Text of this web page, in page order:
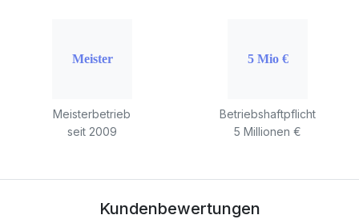
Meisterbetrieb
seit 2009
Betriebshaftpflicht
5 Millionen €
Kundenbewertungen